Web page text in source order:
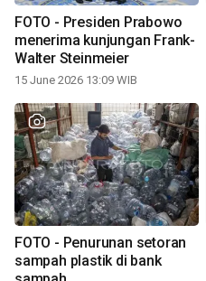
FOTO - Presiden Prabowo
menerima kunjungan Frank-
Walter Steinmeier
15 June 2026 13:09 WIB
FOTO - Penurunan setoran
sampah plastik di bank